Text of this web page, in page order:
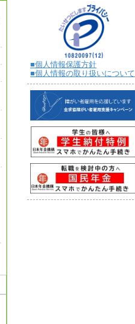
■個人情報保護方針
■個人情報の取り扱いについて